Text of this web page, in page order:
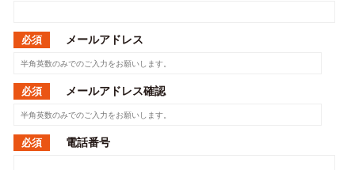
必須 メールアドレス
必須 メールアドレス確認
必須 電話番号